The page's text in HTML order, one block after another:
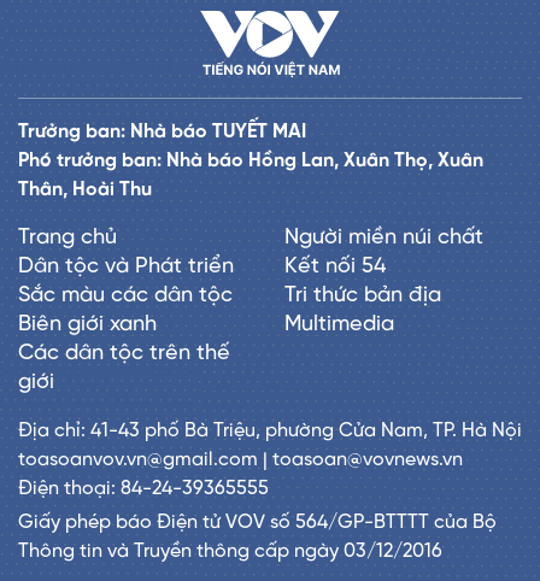
Trưởng ban: Nhà báo TUYẾT MAI
Phó trưởng ban: Nhà báo Hồng Lan, Xuân Thọ, Xuân
Thân, Hoài Thu
Trang chủ
Dân tộc và Phát triển
Sắc màu các dân tộc
Biên giới xanh
Các dân tộc trên thế
giới
Người miền núi chất
Kết nối 54
Tri thức bản địa
Multimedia
Địa chỉ: 41-43 phố Bà Triệu, phường Cửa Nam, TP. Hà Nội
toasoanvov.vn@gmail.com | toasoan@vovnews.vn
Điện thoại: 84-24-39365555
Giấy phép báo Điện tử VOV số 564/GP-BTTTT của Bộ
Thông tin và Truyền thông cấp ngày 03/12/2016